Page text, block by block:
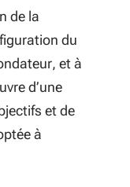
de
et d’être
pour les
d’avenir ;
Silver
des
à
et de
grandes
de la
du
et à
d’une
et de
à